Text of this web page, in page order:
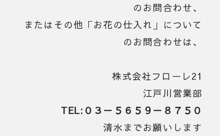
のお問合わせ、
またはその他「お花の仕入れ」について
のお問合わせは、
株式会社フローレ21
江戸川営業部
TEL:０３－５６５９－８７５０
清水までお願いします